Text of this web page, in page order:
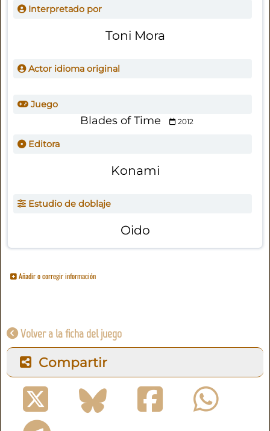
Interpretado por
Toni Mora
Actor idioma original
Juego
Blades of Time 2012
Editora
Konami
Estudio de doblaje
Oido
Añadir o corregir información
Volver a la ficha del juego
Compartir